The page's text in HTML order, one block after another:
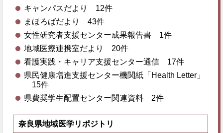
キャンパスだより 12件
まほろばだより 43件
女性研究者支援センター成果報告書 1件
地域医療連携室だより 20件
看護実践・キャリア支援センター通信 17件
県民健康増進支援センター機関紙「Health Letter」
15件
県費奨学生配置センター関連資料 2件
奈良県地域医学リポジトリ